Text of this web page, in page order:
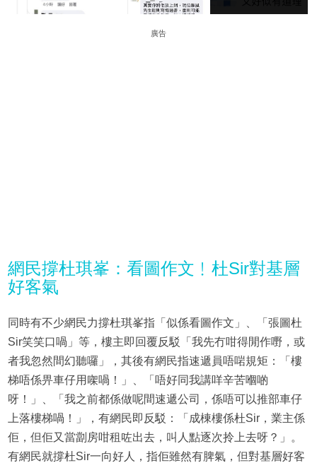
廣告
網民撐杜琪峯：看圖作文﹗杜Sir對基層
好客氣
同時有不少網民力撐杜琪峯指「似係看圖作文」、「張圖杜
Sir笑笑口喎」等，樓主即回覆反駁「我先冇咁得閒作嘢，或
者我忽然間幻聽囉」，其後有網民指速遞員唔啱規矩：「樓
梯唔係畀車仔用㗎喎！」、「唔好同我講咩辛苦嗰啲
呀！」、「我之前都係做呢間速遞公司，係唔可以推部車仔
上落樓梯喎！」，有網民即反駁：「成棟樓係杜Sir，業主係
佢，但佢又當劏房咁租咗出去，叫人點逐次拎上去呀？」。
有網民就撐杜Sir一向好人，指佢雖然有脾氣，但對基層好客